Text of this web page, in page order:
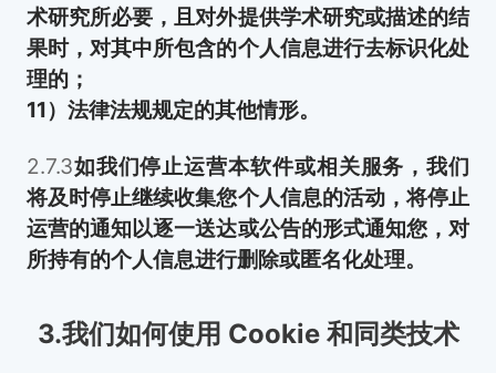
术研究所必要，且对外提供学术研究或描述的结
果时，对其中所包含的个人信息进行去标识化处
理的；
11）法律法规规定的其他情形。
2.7.3如我们停止运营本软件或相关服务，我们
将及时停止继续收集您个人信息的活动，将停止
运营的通知以逐一送达或公告的形式通知您，对
所持有的个人信息进行删除或匿名化处理。
3.我们如何使用 Cookie 和同类技术